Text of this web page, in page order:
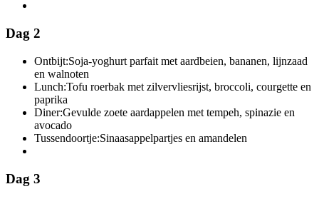
Dag 2
Ontbijt:Soja-yoghurt parfait met aardbeien, bananen, lijnzaad
en walnoten
Lunch:Tofu roerbak met zilvervliesrijst, broccoli, courgette en
paprika
Diner:Gevulde zoete aardappelen met tempeh, spinazie en
avocado
Tussendoortje:Sinaasappelpartjes en amandelen
Dag 3